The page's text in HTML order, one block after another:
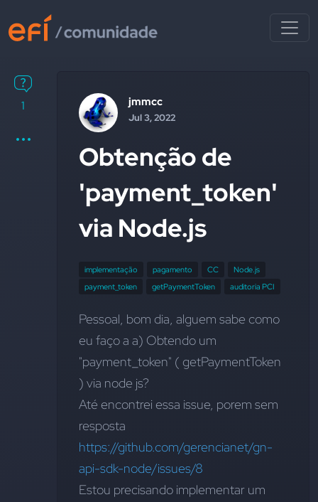
1 jmmcc
Jul 3, 2022
Obtenção de
'payment_token'
via Node.js
implementação pagamento CC
Node.js
payment_token
getPaymentToken auditoria PCI
Pessoal, bom dia, alguem sabe como
eu faço a a) Obtendo um
"payment_token" ( getPaymentToken
) via node js?
Até encontrei essa issue, porem sem
https://github.com/gerencianet/gn-
api-sdk-node/issues/8
Estou precisando implementar um